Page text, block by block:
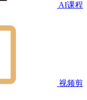
AI课程
视频剪